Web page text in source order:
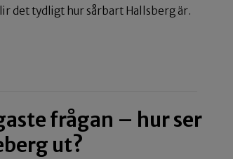
det tydligt hur sårbart Hallsberg är.
frågan – hur ser
ut?